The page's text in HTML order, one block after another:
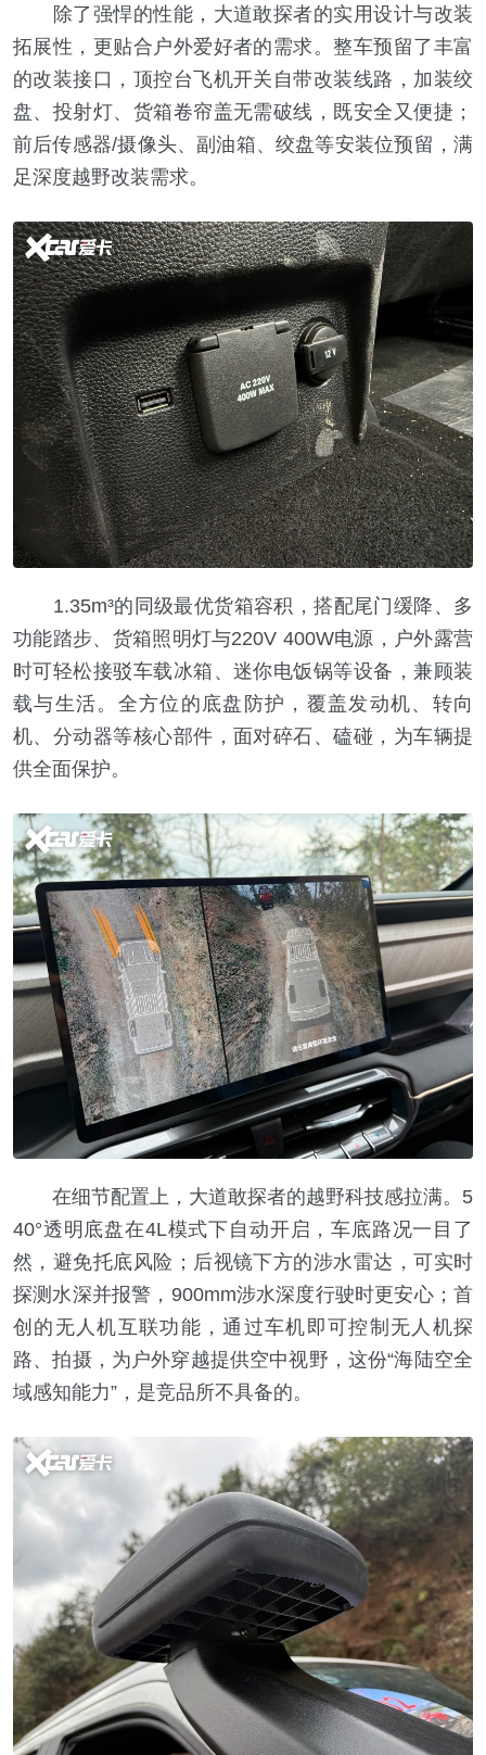
除了强悍的性能，大道敢探者的实用设计与改装
拓展性，更贴合户外爱好者的需求。整车预留了丰富
的改装接口，顶控台飞机开关自带改装线路，加装绞
盘、投射灯、货箱卷帘盖无需破线，既安全又便捷；
前后传感器/摄像头、副油箱、绞盘等安装位预留，满
足深度越野改装需求。
1.35m³的同级最优货箱容积，搭配尾门缓降、多
功能踏步、货箱照明灯与220V 400W电源，户外露营
时可轻松接驳车载冰箱、迷你电饭锅等设备，兼顾装
载与生活。全方位的底盘防护，覆盖发动机、转向
机、分动器等核心部件，面对碎石、磕碰，为车辆提
供全面保护。
在细节配置上，大道敢探者的越野科技感拉满。5
40°透明底盘在4L模式下自动开启，车底路况一目了
然，避免托底风险；后视镜下方的涉水雷达，可实时
探测水深并报警，900mm涉水深度行驶时更安心；首
创的无人机互联功能，通过车机即可控制无人机探
路、拍摄，为户外穿越提供空中视野，这份“海陆空全
域感知能力”，是竞品所不具备的。